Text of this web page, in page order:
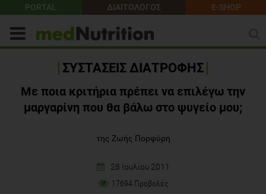
PORTAL ΔΙΑΙΤΟΛΟΓΟΣ E-SHOP
ΣΥΣΤΑΣΕΙΣ ΔΙΑΤΡΟΦΗΣ
Με ποια κριτήρια πρέπει να επιλέγω την
μαργαρίνη που θα βάλω στο ψυγείο μου;
της Ζωής Πορφύρη
28 Ιουλίου 2011
17694 Προβολές